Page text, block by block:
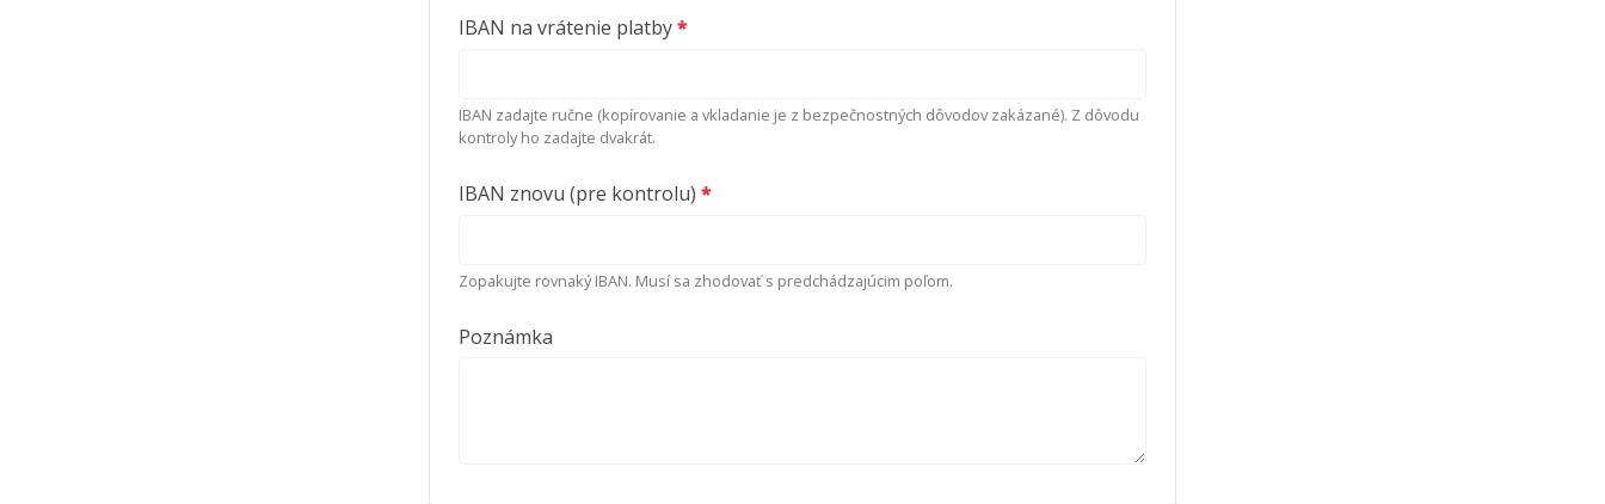
IBAN na vrátenie platby
IBAN zadajte ručne (kopírovanie a vkladanie je z bezpečnostných dôvodov zakázané). Z dôvodu
kontroly ho zadajte dvakrát.
IBAN znovu (pre kontrolu)
Zopakujte rovnaký IBAN. Musí sa zhodovať s predchádzajúcim poľom.
Poznámka